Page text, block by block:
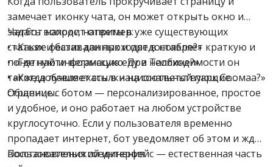
замечает иконку чата, он может открыть окно и
задать вопрос, например:
• «Какие фестивали проходят в ноябре?»
• «Где найти веганскую еду в Таллине?»
• «Когда лучше ехать в национальный парк Соомаа?»
Чатбот находит ответы в уже существующих
статьях и базах данных и предоставляет краткую и
понятную информацию. При необходимости он
также добавляет ссылки на соответствующие
страницы.
Общение с ботом — персонализированное, простое
и удобное, и оно работает на любом устройстве
круглосуточно. Если у пользователя временно
пропадает интернет, бот уведомляет об этом и ждёт
восстановления соединения.
Пользовательский интерфейс — естественная часть